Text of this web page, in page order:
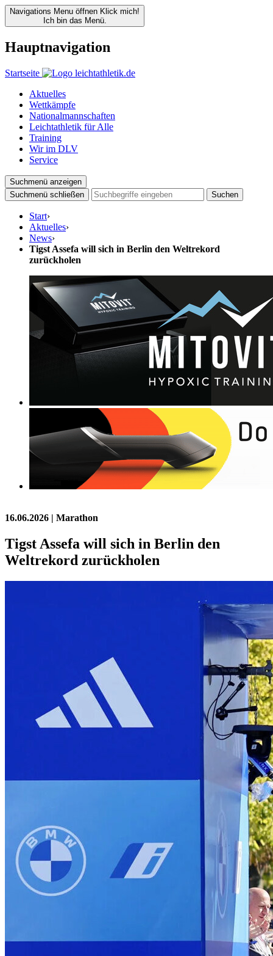
Navigations Menu öffnen Klick mich!
Ich bin das Menü.
Hauptnavigation
Startseite
Aktuelles
Wettkämpfe
Nationalmannschaften
Leichtathletik für Alle
Training
Wir im DLV
Service
Suchmenü anzeigen
Suchmenü schließen
Suchen
Start›
Aktuelles›
News›
Tigst Assefa will sich in Berlin den Weltrekord
zurückholen
16.06.2026 | Marathon
Tigst Assefa will sich in Berlin den
Weltrekord zurückholen